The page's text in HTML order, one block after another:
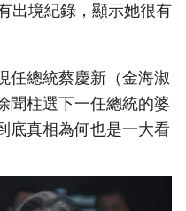
出境紀錄，顯示她很有
任總統蔡慶新（金海淑
聞柱選下一任總統的婆
底真相為何也是一大看